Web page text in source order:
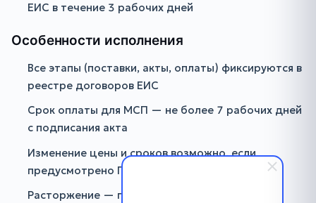
ЕИС в течение 3 рабочих дней
Особенности исполнения
Все этапы (поставки, акты, оплаты) фиксируются в
реестре договоров ЕИС
Срок оплаты для МСП — не более 7 рабочих дней
с подписания акта
Изменение цены и сроков возможно, если
предусмотрено Положением
Расторжение — по соглашению сторон, в